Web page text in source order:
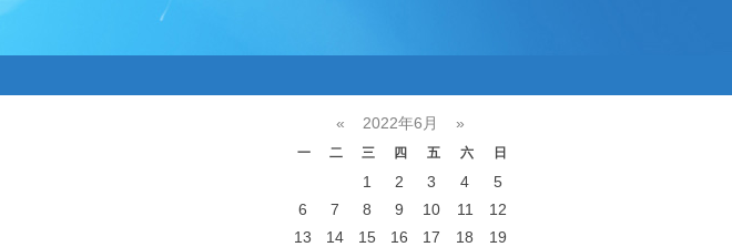
« 2022年6月 »
一 二 三 四 五 六 日
1 2 3 4
5
6
7 8 9 10 11
12
13
14 15 16 17 18
19